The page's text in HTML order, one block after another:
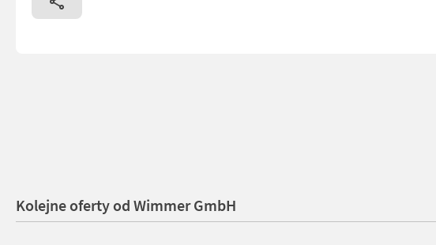
Kolejne oferty od Wimmer GmbH